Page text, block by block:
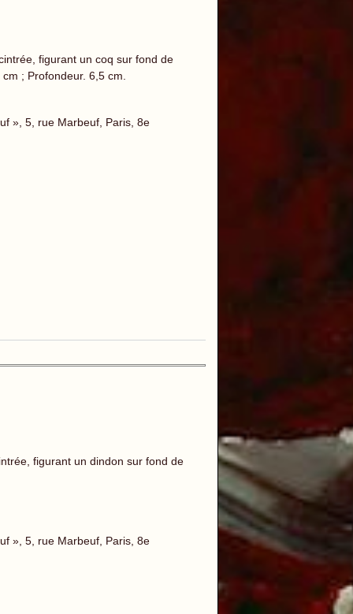
figurant un coq sur fond de
; Profondeur. 6,5 cm.
», 5, rue Marbeuf, Paris, 8e
figurant un dindon sur fond de
», 5, rue Marbeuf, Paris, 8e